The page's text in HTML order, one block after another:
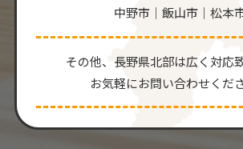
中野市｜飯山市｜松本
その他、⻑野県北部は広く対応
お気軽にお問い合わせくだ